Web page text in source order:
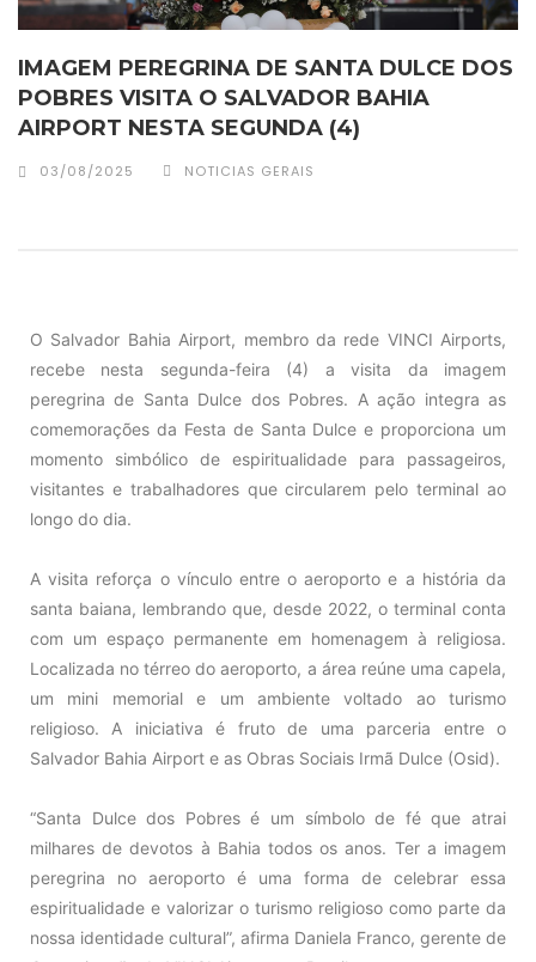
IMAGEM PEREGRINA DE SANTA DULCE DOS
POBRES VISITA O SALVADOR BAHIA
AIRPORT NESTA SEGUNDA (4)
03/08/2025 NOTICIAS GERAIS
O Salvador Bahia Airport, membro da rede VINCI Airports,
recebe nesta segunda-feira (4) a visita da imagem
peregrina de Santa Dulce dos Pobres. A ação integra as
comemorações da Festa de Santa Dulce e proporciona um
momento simbólico de espiritualidade para passageiros,
visitantes e trabalhadores que circularem pelo terminal ao
longo do dia.
A visita reforça o vínculo entre o aeroporto e a história da
santa baiana, lembrando que, desde 2022, o terminal conta
com um espaço permanente em homenagem à religiosa.
Localizada no térreo do aeroporto, a área reúne uma capela,
um mini memorial e um ambiente voltado ao turismo
religioso. A iniciativa é fruto de uma parceria entre o
Salvador Bahia Airport e as Obras Sociais Irmã Dulce (Osid).
“Santa Dulce dos Pobres é um símbolo de fé que atrai
milhares de devotos à Bahia todos os anos. Ter a imagem
peregrina no aeroporto é uma forma de celebrar essa
espiritualidade e valorizar o turismo religioso como parte da
nossa identidade cultural”, afirma Daniela Franco, gerente de